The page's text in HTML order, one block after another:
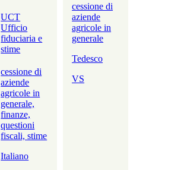
UCT
Ufficio
fiduciaria e
stime
cessione di
aziende
agricole in
generale,
finanze,
questioni
fiscali, stime
Italiano
cessione di
aziende
agricole in
generale
Tedesco
VS